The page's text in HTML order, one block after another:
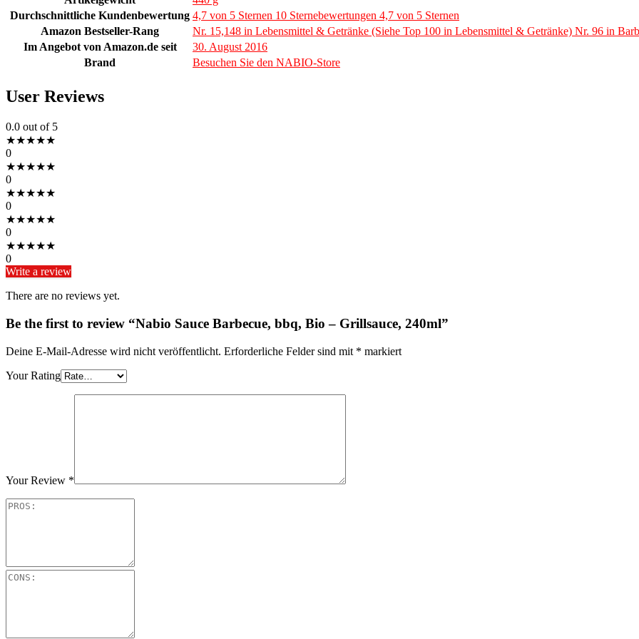
Durchschnittliche Kundenbewertung 4,7 von 5 Sternen 10 Sternebewertungen 4,7 von 5 Sternen
Amazon Bestseller-Rang
Nr. 15,148 in Lebensmittel & Getränke (Siehe Top 100 in Lebensmittel & Getränke) Nr. 96 in
Im Angebot von Amazon.de seit
30. August 2016
Brand
Besuchen Sie den NABIO-Store
User Reviews
0.0 out of 5
★★★★★
0
★★★★★
0
★★★★★
0
★★★★★
0
★★★★★
0
Write a review
There are no reviews yet.
Be the first to review “Nabio Sauce Barbecue, bbq, Bio – Grillsauce, 240ml”
Deine E-Mail-Adresse wird nicht veröffentlicht. Erforderliche Felder sind mit * markiert
Your Rating
Your Review *